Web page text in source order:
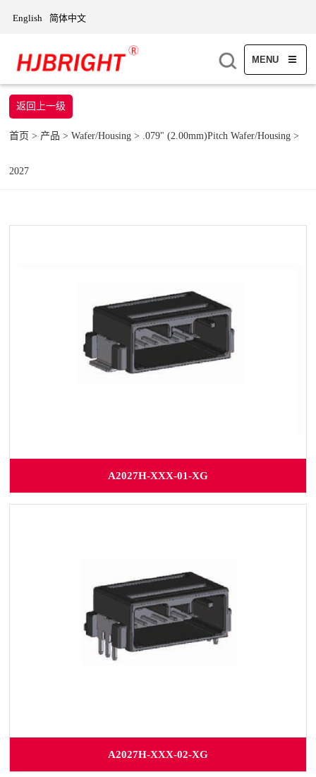
English 简体中文
MENU
返回上一级
首页 > 产品 >Wafer/Housing> .079" (2.00mm)Pitch Wafer/Housing >
2027
A2027H-XXX-01-XG
A2027H-XXX-02-XG